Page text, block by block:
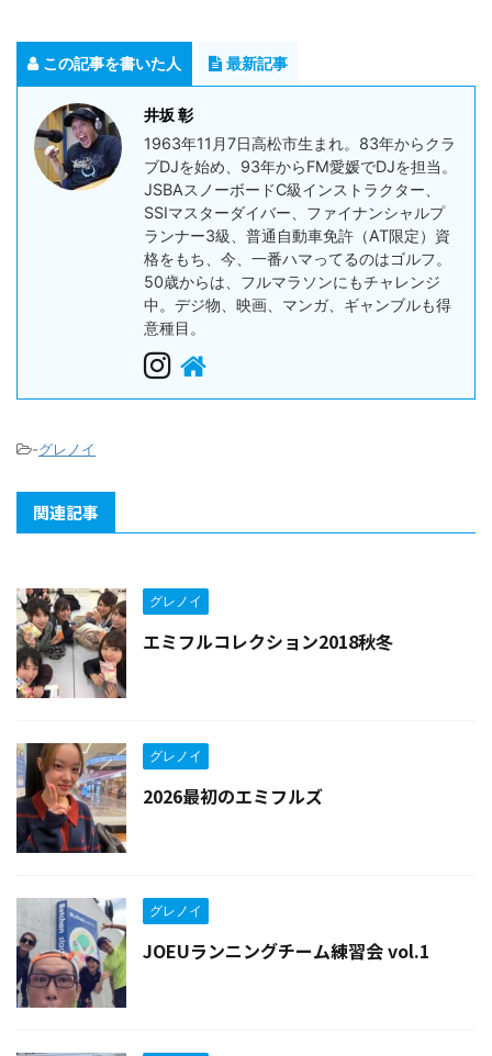
この記事を書いた人 最新記事
井坂 彰
1963年11月7日高松市生まれ。83年からクラ
ブDJを始め、93年からFM愛媛でDJを担当。
JSBAスノーボードC級インストラクター、
SSIマスターダイバー、ファイナンシャルプ
ランナー3級、普通自動車免許（AT限定）資
格をもち、今、一番ハマってるのはゴルフ。
50歳からは、フルマラソンにもチャレンジ
中。デジ物、映画、マンガ、ギャンブルも得
意種目。
-グレノイ
関連記事
グレノイ
エミフルコレクション2018秋冬
グレノイ
2026最初のエミフルズ
グレノイ
JOEUランニングチーム練習会 vol.1